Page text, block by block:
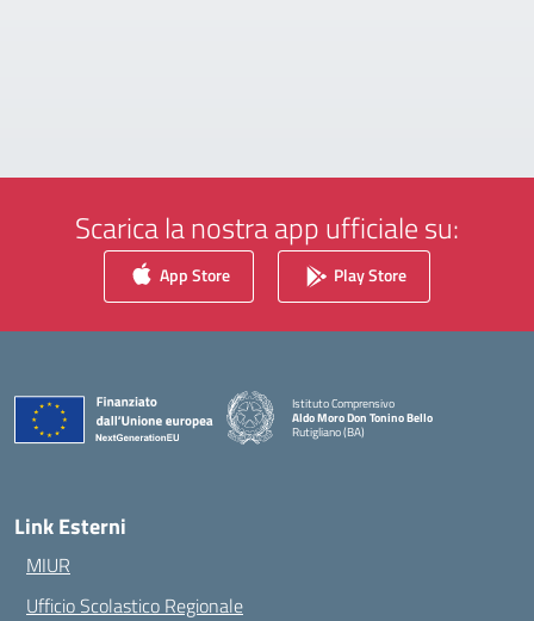
Scarica la nostra app ufficiale su:
App Store Play Store
Istituto Comprensivo
Aldo Moro Don Tonino Bello
Rutigliano (BA)
— Visita la pagina iniziale della scuola
Link Esterni
MIUR
Ufficio Scolastico Regionale